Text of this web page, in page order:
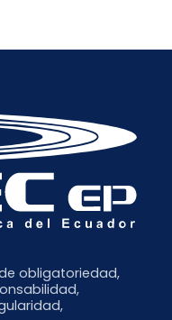
obligatoriedad,